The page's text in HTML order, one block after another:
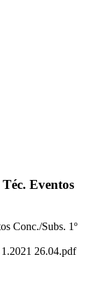
Eventos
Conc./Subs. 1º
26.04.pdf